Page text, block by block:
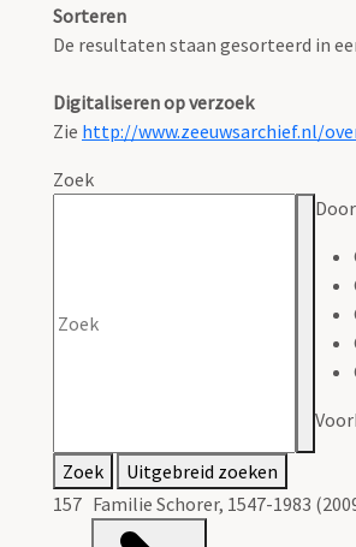
Sorteren
De resultaten staan gesorteerd in
Digitaliseren op verzoek
Zie http://www.zeeuwsarchief.nl/
Zoek
Zoek
Uitgebreid zoeken
157 Familie Schorer, 1547-1983